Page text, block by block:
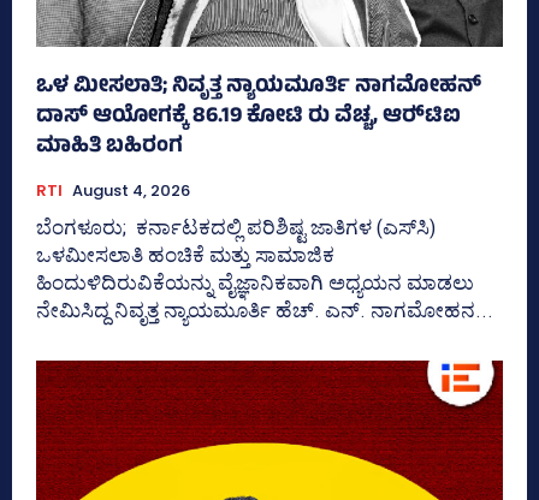
ಒಳ ಮೀಸಲಾತಿ; ನಿವೃತ್ತ ನ್ಯಾಯಮೂರ್ತಿ ನಾಗಮೋಹನ್
ದಾಸ್ ಆಯೋಗಕ್ಕೆ 86.19 ಕೋಟಿ ರು ವೆಚ್ಚ, ಆರ್‍‌ಟಿಐ
ಮಾಹಿತಿ ಬಹಿರಂಗ
RTI August 4, 2026
ಬೆಂಗಳೂರು; ಕರ್ನಾಟಕದಲ್ಲಿ ಪರಿಶಿಷ್ಟ ಜಾತಿಗಳ (ಎಸ್‌ಸಿ)
ಒಳಮೀಸಲಾತಿ ಹಂಚಿಕೆ ಮತ್ತು ಸಾಮಾಜಿಕ
ಹಿಂದುಳಿದಿರುವಿಕೆಯನ್ನು ವೈಜ್ಞಾನಿಕವಾಗಿ ಅಧ್ಯಯನ ಮಾಡಲು
ನೇಮಿಸಿದ್ದ ನಿವೃತ್ತ ನ್ಯಾಯಮೂರ್ತಿ ಹೆಚ್. ಎನ್. ನಾಗಮೋಹನ...